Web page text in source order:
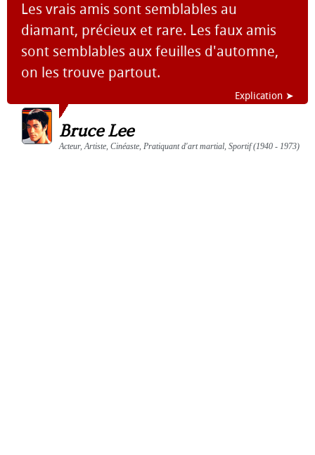
Les vrais amis sont semblables au
diamant, précieux et rare. Les faux amis
sont semblables aux feuilles d'automne,
on les trouve partout.
Explication ➤
Bruce Lee
Acteur, Artiste, Cinéaste, Pratiquant d'art martial, Sportif (1940 - 1973)